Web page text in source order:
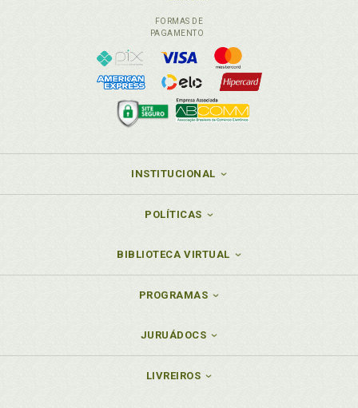
FORMAS DE
PAGAMENTO
INSTITUCIONAL
POLÍTICAS
BIBLIOTECA VIRTUAL
PROGRAMAS
JURUÁDOCS
LIVREIROS